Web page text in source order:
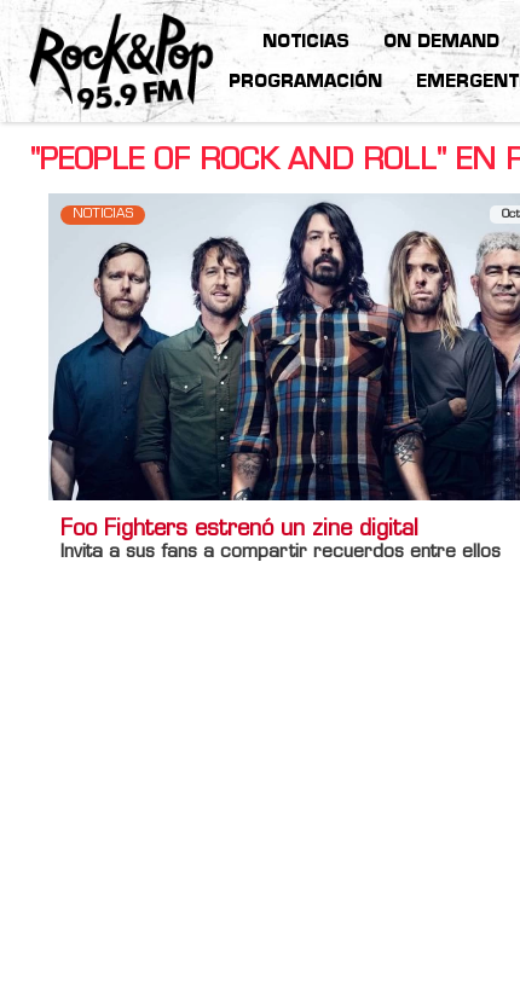
NOTICIAS ON DEMAND
PROGRAMACIÓN
"PEOPLE OF ROCK AND ROLL" EN
NOTICIAS
Foo Fighters estrenó un zine digital
Invita a sus fans a compartir recuerdos entre ellos